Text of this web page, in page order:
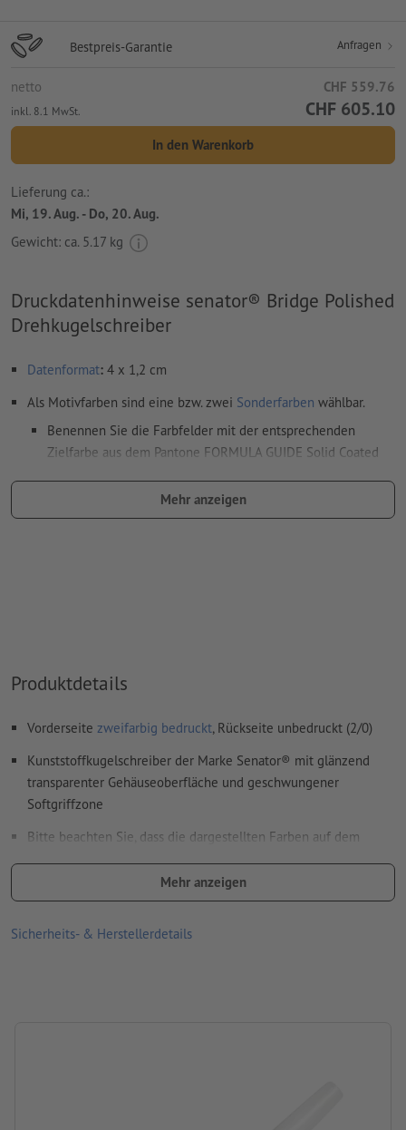
Bestpreis-Garantie Anfragen
netto CHF 559.76
inkl. 8.1 MwSt. CHF 605.10
In den Warenkorb
Lieferung ca.:
Mi, 19. Aug. - Do, 20. Aug.
Gewicht: ca. 5.17 kg
Druckdatenhinweise senator® Bridge Polished
Drehkugelschreiber
Datenformat: 4 x 1,2 cm
Als Motivfarben sind eine bzw. zwei Sonderfarben wählbar.
Benennen Sie die Farbfelder mit der entsprechenden
Zielfarbe aus dem Pantone FORMULA GUIDE Solid Coated
Es sind keine Metallic- und Neonfarben möglich.
oder TIFF- Bilder und -Vorlagen sind nicht geeignet
Weitere Informationen und Tipps zuVektordatenfinden Sie
Rechtschreib- und Satzfehlerwerden von uns nicht geprüft
Wie lege ich Druckdaten richtig an?
Mehr anzeigen
Produktdetails
Vorderseite zweifarbig bedruckt, Rückseite unbedruckt (2/0)
Kunststoffkugelschreiber der Marke Senator® mit glänzend
transparenter Gehäuseoberfläche und geschwungener
Softgriffzone
Bitte beachten Sie, dass die dargestellten Farben auf dem
Monitoreinstellung von den tatsächlichen Produktfarben
abweichen können
Material: Kunststoff
Mehr anzeigen
Sicherheits- & Herstellerdetails